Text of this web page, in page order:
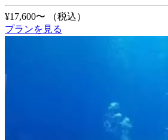
¥17,600〜
（税込）
プランを見る